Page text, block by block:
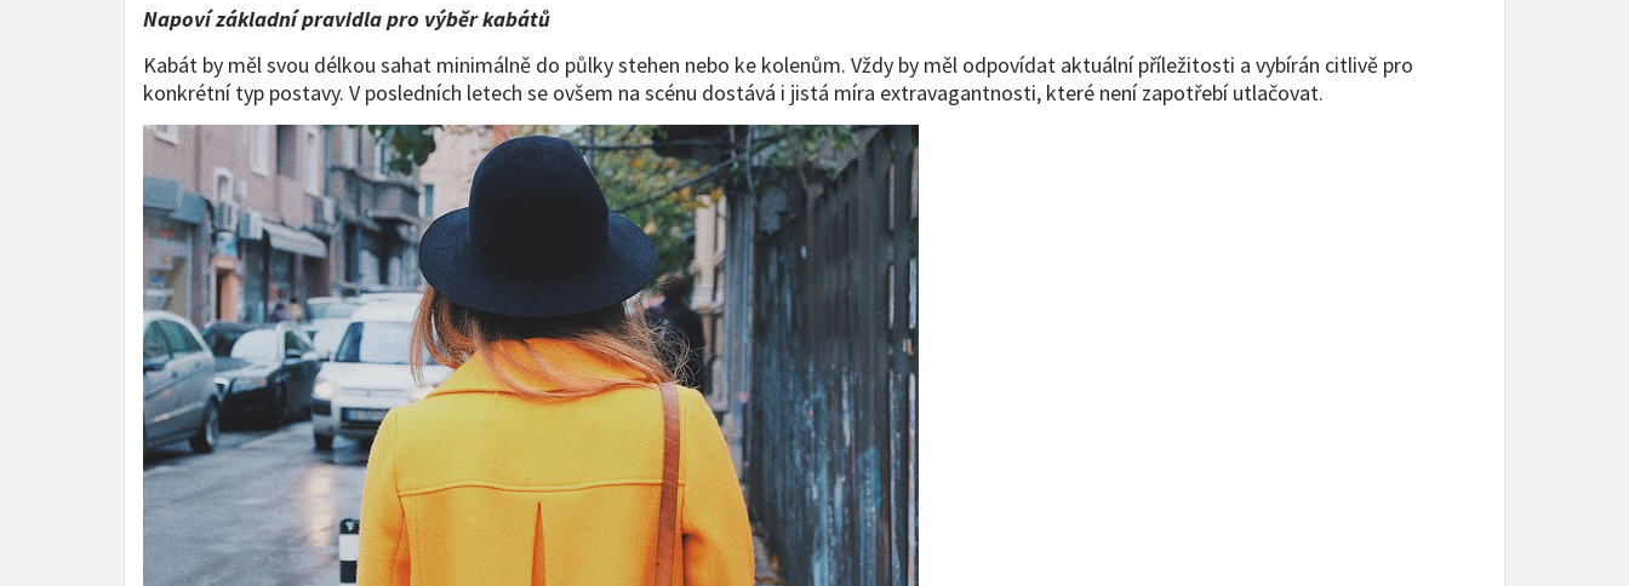
Napoví základní pravidla pro výběr kabátů
Kabát by měl svou délkou sahat minimálně do půlky stehen nebo ke kolenům. Vždy by měl odpovídat aktuální příležitosti a vybírán citlivě pro
konkrétní typ postavy. V posledních letech se ovšem na scénu dostává i jistá míra extravagantnosti, které není zapotřebí utlačovat.